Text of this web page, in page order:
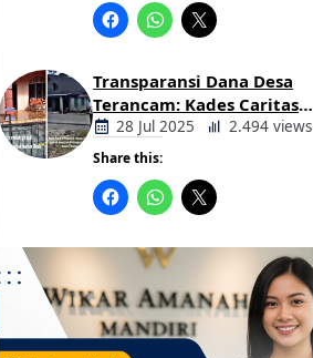
Transparansi Dana Desa
Terancam: Kades Caritas
Sogawunasi Diduga
Gelapkan Bantuan untuk
Warga
28 Jul 2025 2.494 views
Share this: